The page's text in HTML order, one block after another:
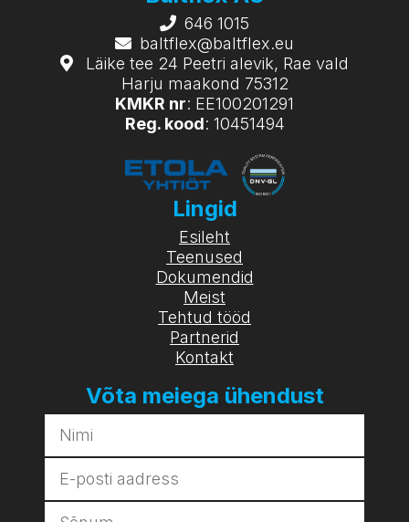
646 1015
baltflex@baltflex.eu
Läike tee 24 Peetri alevik, Rae vald
Harju maakond 75312
KMKR nr: EE100201291
Reg. kood: 10451494
Lingid
Esileht
Teenused
Dokumendid
Meist
Tehtud tööd
Partnerid
Kontakt
Võta meiega ühendust